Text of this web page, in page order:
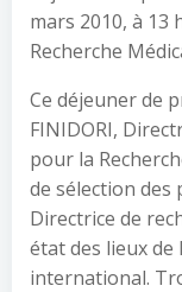
mars 2010, à 13
Recherche
Ce déjeuner de
FINIDORI,
pour la
de sélection des
Directrice de
état des lieux de
international.